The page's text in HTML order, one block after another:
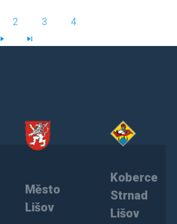
2 3
4
Město
Lišov
Koberce
Strnad
Lišov